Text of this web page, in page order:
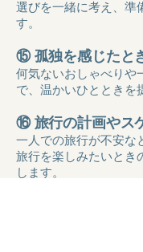
選びを一緒に考え、準
す。
⑮ 孤独を感じたと
何気ないおしゃべりや
で、温かいひとときを
⑯ 旅行の計画やス
一人での旅行が不安な
旅行を楽しみたいとき
します。